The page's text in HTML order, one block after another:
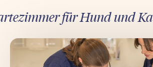
für Hund und